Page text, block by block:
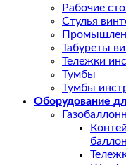
Рабочие
Стулья
Табуреты
Тележки
Тумбы
Тумбы
Оборудование